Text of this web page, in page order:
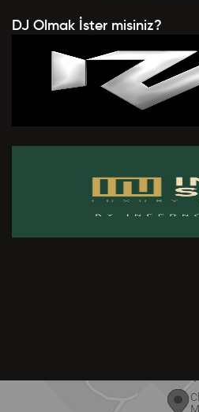
DJ Olmak İster misiniz?